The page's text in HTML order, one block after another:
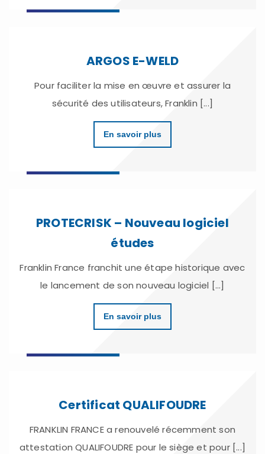
ARGOS E-WELD
Pour faciliter la mise en œuvre et assurer la
sécurité des utilisateurs, Franklin [...]
En savoir plus
PROTECRISK – Nouveau logiciel
études
Franklin France franchit une étape historique avec
le lancement de son nouveau logiciel [...]
En savoir plus
Certificat QUALIFOUDRE
FRANKLIN FRANCE a renouvelé récemment son
attestation QUALIFOUDRE pour le siège et pour [...]